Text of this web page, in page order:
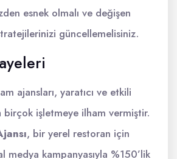
esnek olmalı ve değişen
güncellemelisiniz.
ajansları, yaratıcı ve etkili
birçok işletmeye ilham vermiştir.
, bir yerel restoran için
medya kampanyasıyla %150’lik